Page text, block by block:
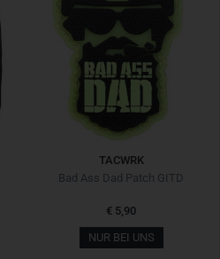
TACWRK
Bad Ass Dad Patch GITD
€ 5,90
NUR BEI UNS